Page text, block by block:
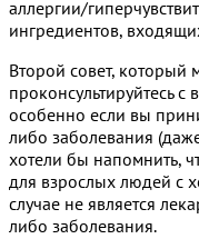
аллергии/
ингредиентов,
Второй совет, который
проконсультируйтесь
особенно если вы
либо заболевания
хотели бы напомнить,
для взрослых людей с
случае не является
либо заболевания.